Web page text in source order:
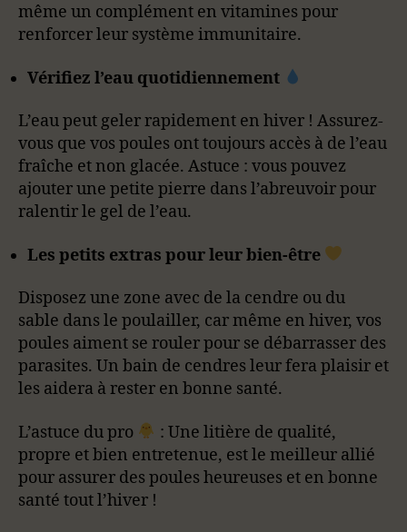
même un complément en vitamines pour
renforcer leur système immunitaire.
Vérifiez l’eau quotidiennement
L’eau peut geler rapidement en hiver ! Assurez-
vous que vos poules ont toujours accès à de l’eau
fraîche et non glacée. Astuce : vous pouvez
ajouter une petite pierre dans l’abreuvoir pour
ralentir le gel de l’eau.
Les petits extras pour leur bien-être
Disposez une zone avec de la cendre ou du
sable dans le poulailler, car même en hiver, vos
poules aiment se rouler pour se débarrasser des
parasites. Un bain de cendres leur fera plaisir et
les aidera à rester en bonne santé.
L’astuce du pro
: Une litière de qualité,
propre et bien entretenue, est le meilleur allié
pour assurer des poules heureuses et en bonne
santé tout l’hiver !